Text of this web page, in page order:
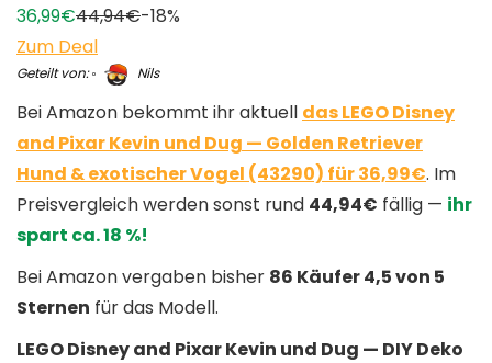
36,99€44,94€-18%
Zum Deal
Geteilt von: Nils
Bei Amazon bekommt ihr aktuell das LEGO Disney
and Pixar Kevin und Dug — Golden Retriever
Hund & exotischer Vogel (43290) für 36,99€. Im
Preisvergleich werden sonst rund 44,94€ fällig — ihr
spart ca. 18 %!
Bei Amazon vergaben bisher 86 Käufer 4,5 von 5
Sternen für das Modell.
LEGO Disney and Pixar Kevin und Dug — DIY Deko